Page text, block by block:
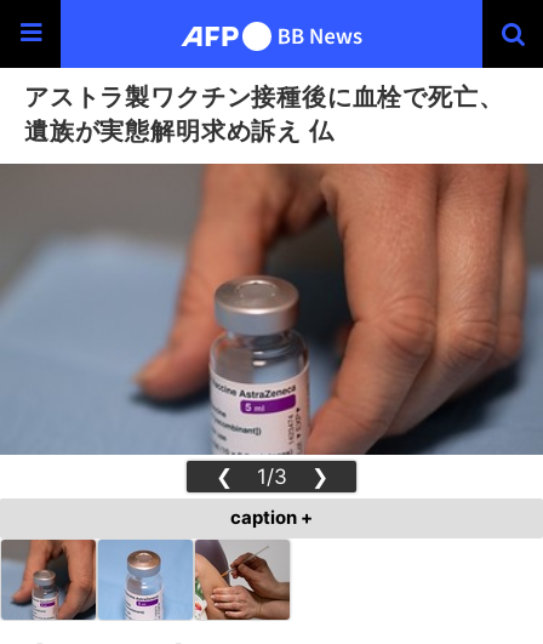
アストラ製ワクチン接種後に血栓で死亡、
遺族が実態解明求め訴え 仏
❮ 1/3 ❯
caption +